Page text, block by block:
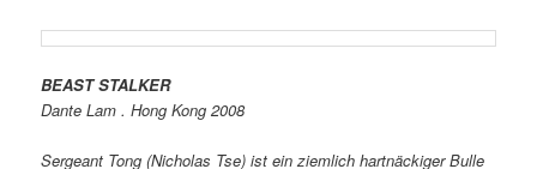
BEAST STALKER
Dante Lam . Hong Kong 2008
Sergeant Tong (Nicholas Tse) ist ein ziemlich hartnäckiger Bulle